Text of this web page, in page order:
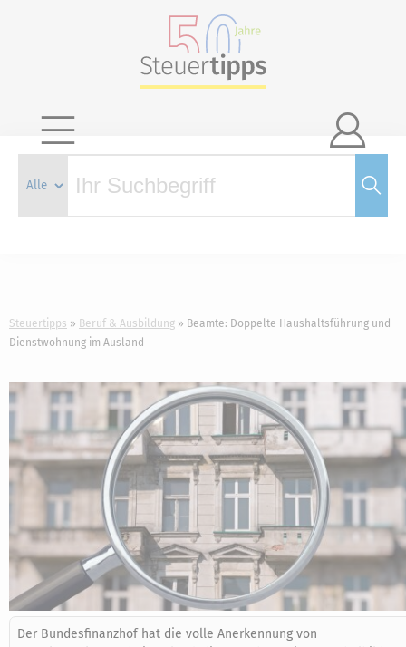

Steuertipps Beruf & Ausbildung
Beamte: Doppelte Haushaltsführung und
Dienstwohnung im Ausland
Der Bundesfinanzhof hat die volle Anerkennung von